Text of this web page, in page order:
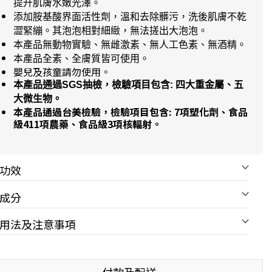
提升肌膚水嫩光澤。
添加胺基酸界面活性劑，溫和去除髒污，洗後肌膚不乾
澀緊繃。其泡泡相對細緻，無法搓出大泡泡。
本產品無動物實驗、 無雌激素、無人工色素、無酒精。
本產品全素、全膚質皆可使用。
嬰兒及孩童請勿使用。
本產品通過SGS抽檢，檢驗項目包含: 四大重金屬、五
大微生物。
本產品通過台美檢驗，檢驗項目包含: 7項塑化劑、食品
級411項農藥、食品級3項核輻射。
效
分
法及注意事項